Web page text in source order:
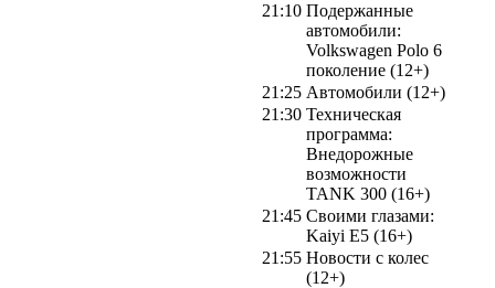
21:10 Подержанные
автомобили:
Volkswagen Polo 6
поколение (12+)
21:25 Автомобили (12+)
21:30 Техническая
программа:
Внедорожные
возможности
TANK 300 (16+)
21:45 Своими глазами:
Kaiyi E5 (16+)
21:55 Новости с колес
(12+)